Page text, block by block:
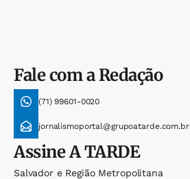
Fale com a Redação
(71) 99601-0020
jornalismoportal@grupoatarde.com.br
AssineA TARDE
Salvador e Região Metropolitana